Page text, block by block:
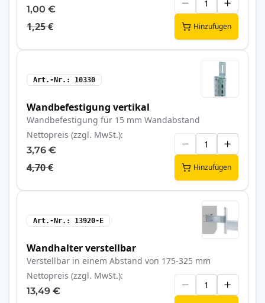
1,00 €
1,25 € Hinzufügen
Art.-Nr. 10330
Wandbefestigung vertikal
Wandbefestigung für 15 mm Wandabstand
Nettopreis (zzgl. MwSt.)
3,76 €
4,70 € Hinzufügen
Art.-Nr. 13920-E
Wandhalter verstellbar
Verstellbar in einem Abstand von 175-325 mm
Nettopreis (zzgl. MwSt.)
13,49 €